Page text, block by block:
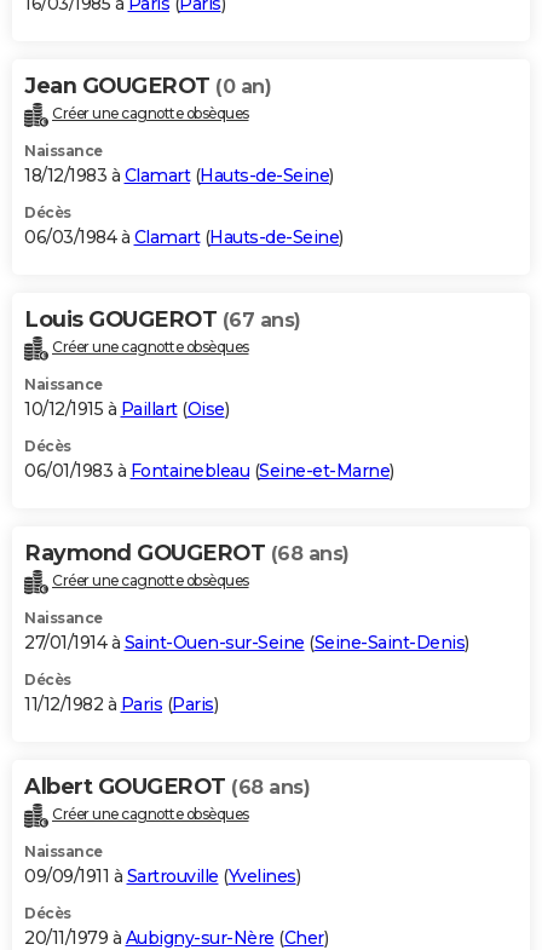
Jean GOUGEROT (0 an)
Créer une cagnotte obsèques
Naissance
18/12/1983 à Clamart(Hauts-de-Seine)
Décès
06/03/1984 à Clamart(Hauts-de-Seine)
Louis GOUGEROT (67 ans)
Créer une cagnotte obsèques
Naissance
10/12/1915 à Paillart(Oise)
Décès
06/01/1983 à Fontainebleau (Seine-et-Marne)
Raymond GOUGEROT (68 ans)
Créer une cagnotte obsèques
Naissance
27/01/1914 à Saint-Ouen-sur-Seine (Seine-Saint-Denis)
Décès
11/12/1982 à Paris (Paris)
Albert GOUGEROT (68 ans)
Créer une cagnotte obsèques
Naissance
09/09/1911 à Sartrouville (Yvelines)
Décès
20/11/1979 à Aubigny-sur-Nère (Cher)